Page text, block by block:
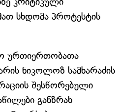
სხდომა პროტესტის
ურთიერთობათა
ნიკოლოზ სამხარაძის
შესწორებული
განზრახ